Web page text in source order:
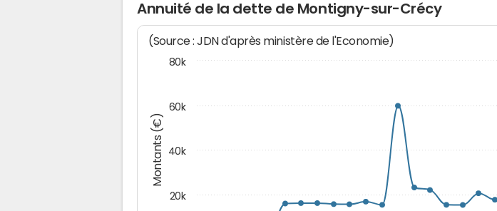
Annuité de la dette de Montigny-sur-Crécy
Montants (€)
(Source : JDN d'après ministère de l'Economie)
20k
40k
60k
80k